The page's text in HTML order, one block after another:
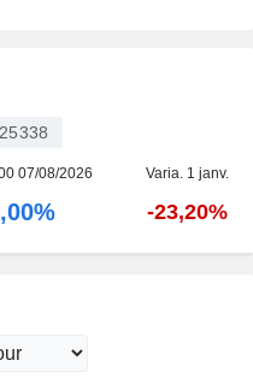
07/08/2026 Varia. 1 janv.
-23,20%